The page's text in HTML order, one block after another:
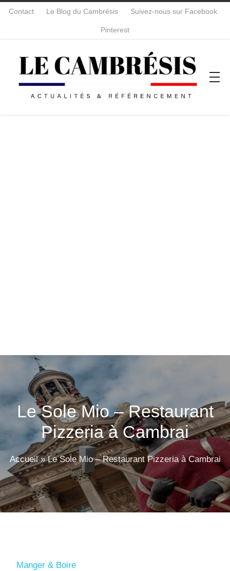
Contact Le Blog du Cambrésis Suivez-nous sur Facebook
Pinterest
Le Sole Mio – Restaurant
Pizzeria à Cambrai
Accueil»Le Sole Mio – Restaurant Pizzeria à Cambrai
Manger & Boire